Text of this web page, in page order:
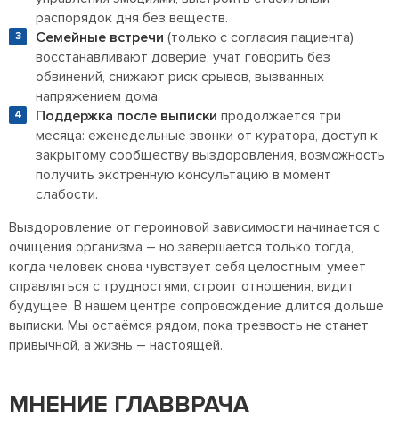
распорядок дня без веществ.
Семейные встречи (только с согласия пациента)
восстанавливают доверие, учат говорить без
обвинений, снижают риск срывов, вызванных
напряжением дома.
Поддержка после выписки продолжается три
месяца: еженедельные звонки от куратора, доступ к
закрытому сообществу выздоровления, возможность
получить экстренную консультацию в момент
слабости.
Выздоровление от героиновой зависимости начинается с
очищения организма – но завершается только тогда,
когда человек снова чувствует себя целостным: умеет
справляться с трудностями, строит отношения, видит
будущее. В нашем центре сопровождение длится дольше
выписки. Мы остаёмся рядом, пока трезвость не станет
привычной, а жизнь – настоящей.
МНЕНИЕ ГЛАВВРАЧА